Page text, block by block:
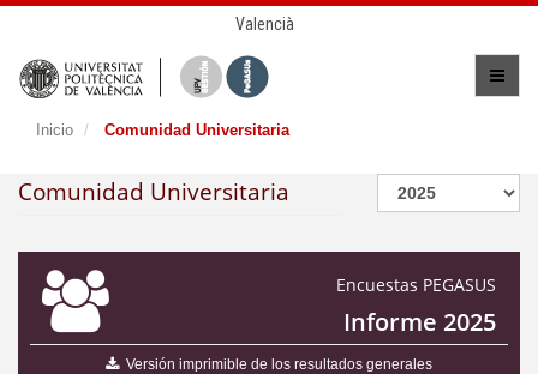
Valencià
Inicio Comunidad Universitaria
Comunidad Universitaria
Encuestas PEGASUS
Informe 2025
Versión imprimible de los resultados generales